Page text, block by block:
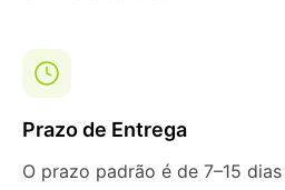
Prazo de Entrega
O prazo padrão é de 7–15